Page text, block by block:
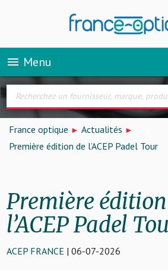
menu Menu
France optique
Actualités
Première édition de l’ACEP Padel Tour
Première
l’ACEP Padel
ACEP FRANCE | 06-07-2026